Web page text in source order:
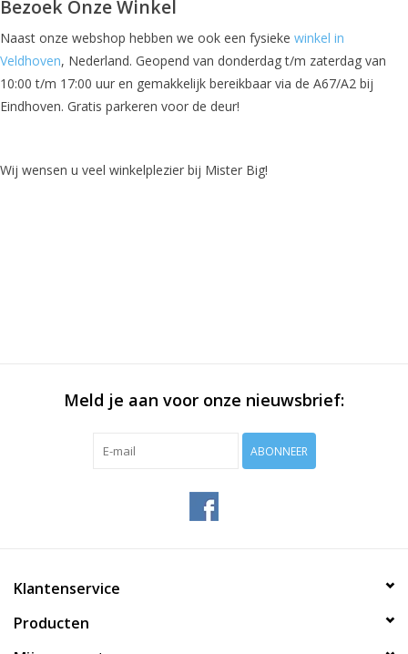
Bezoek Onze Winkel
Naast onze webshop hebben we ook een fysieke winkel in
Veldhoven, Nederland. Geopend van donderdag t/m zaterdag van
10:00 t/m 17:00 uur en gemakkelijk bereikbaar via de A67/A2 bij
Eindhoven. Gratis parkeren voor de deur!
Wij wensen u veel winkelplezier bij Mister Big!
Meld je aan voor onze nieuwsbrief:
ABONNEER
Klantenservice
Producten